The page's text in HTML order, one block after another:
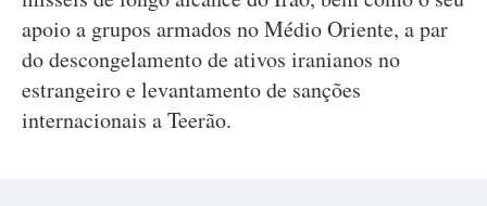
apoio a grupos armados no Médio Oriente, a par
do descongelamento de ativos iranianos no
estrangeiro e levantamento de sanções
internacionais a Teerão.